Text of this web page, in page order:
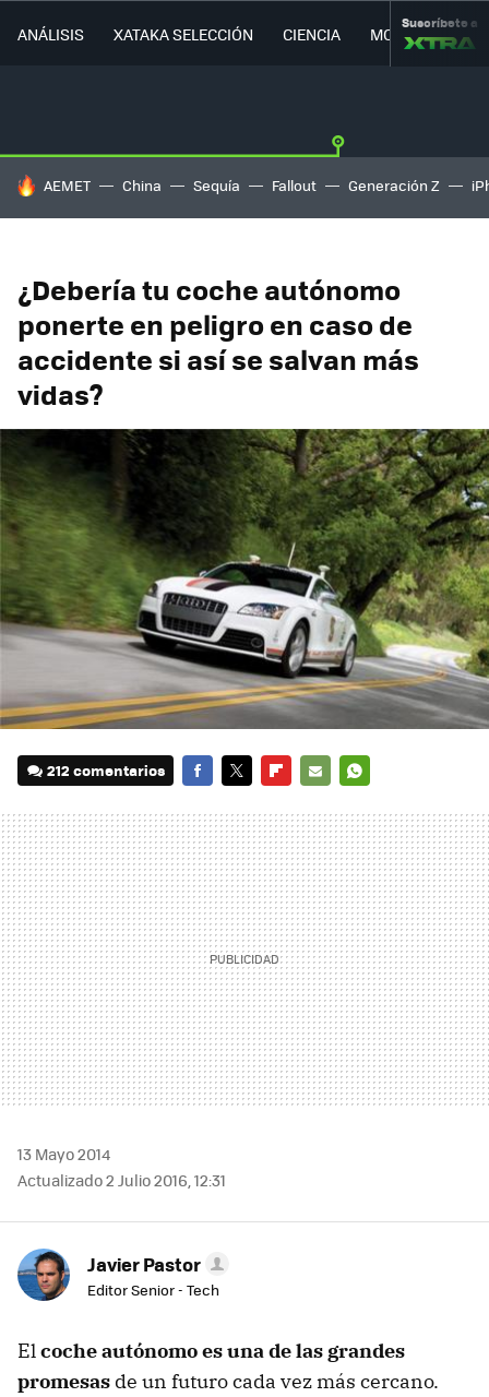
ANÁLISIS XATAKA SELECCIÓN CIENCIA MOVILIDAD
Suscríbete a
HOY SE HABLA DE
AEMET China Sequía Fallout Generación Z
¿Debería tu coche autónomo
ponerte en peligro en caso de
accidente si así se salvan más
vidas?
212 comentarios
MAIL
13 Mayo 2014
Actualizado 2 Julio 2016, 12:31
Javier Pastor
Editor Senior - Tech
Elcoche autónomo es una de las grandes
promesas de un futuro cada vez más cercano.